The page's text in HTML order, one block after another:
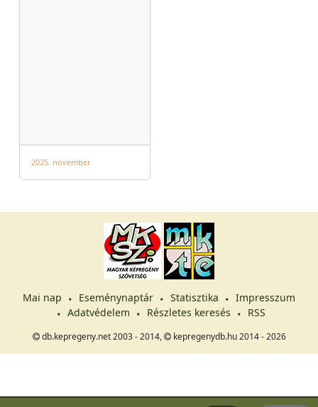
2025. november
Mai nap Eseménynaptár Statisztika
Impresszum
Adatvédelem
Részletes keresés RSS
db.kepregeny.net 2003 - 2014, kepregenydb.hu 2014 - 2026